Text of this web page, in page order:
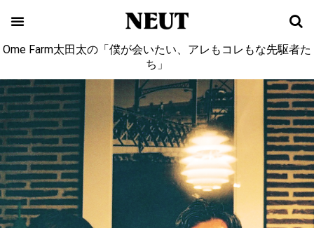
Ome Farm太田太の「僕が会いたい、アレもコレもな先駆者た
ち」